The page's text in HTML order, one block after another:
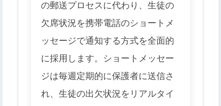
の郵送プロセスに代わり、生徒の
欠席状況を携帯電話のショートメ
ッセージで通知する方式を全面的
に採用します。ショートメッセー
ジは毎週定期的に保護者に送信さ
れ、生徒の出欠状況をリアルタイ